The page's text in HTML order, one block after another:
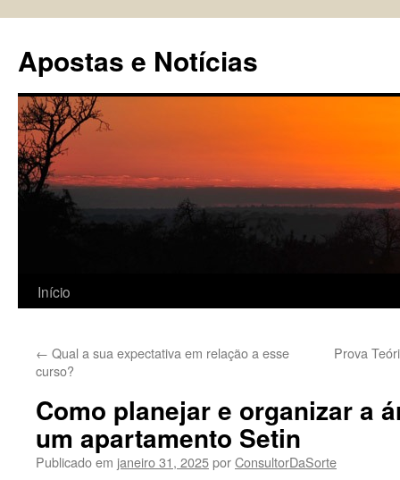
conteúdo
Apostas e Notícias
Início
← Qual a sua expectativa em relação a esse
curso?
Prova
Como planejar e organizar a
um apartamento Setin
Publicado em janeiro 31, 2025porConsultorDaSorte